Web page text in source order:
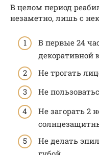
В целом период
незаметно, лишь с
В первые 24
декоративной
Не трогать
Не
Не загорать 2
Не делать